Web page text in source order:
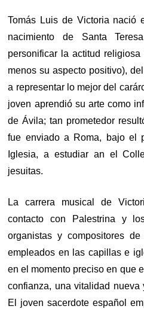
Tomás Luis de Victoria nació
nacimiento de Santa
personificar la actitud
menos su aspecto positivo),
a representar lo mejor del
joven aprendió su arte como
de Ávila; tan prometedor
fue enviado a Roma, bajo el
Iglesia, a estudiar an el
jesuitas.
La carrera musical de
contacto con Palestrina y
organistas y compositores
empleados en las capillas e
en el momento preciso en que
confianza, una vitalidad
El joven sacerdote español